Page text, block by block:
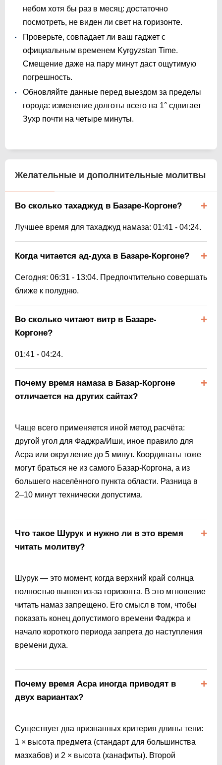
небом хотя бы раз в месяц: достаточно
посмотреть, не виден ли свет на горизонте.
Проверьте, совпадает ли ваш гаджет с
официальным временем Kyrgyzstan Time.
Смещение даже на пару минут даст ощутимую
погрешность.
Обновляйте данные перед выездом за пределы
города: изменение долготы всего на 1° сдвигает
Зухр почти на четыре минуты.
Желательные и дополнительные молитвы
Во сколько тахаджуд в Базаре-Коргоне?
Лучшее время для тахаджуд намаза: 01:41 - 04:24.
Когда читается ад-духа в Базаре-Коргоне?
Сегодня: 06:31 - 13:04. Предпочтительно совершать
ближе к полудню.
Во сколько читают витр в Базаре-
Коргоне?
01:41 - 04:24.
Почему время намаза в Базар-Коргоне
отличается на других сайтах?
Чаще всего применяется иной метод расчёта:
другой угол для Фаджра/Иши, иное правило для
Асра или округление до 5 минут. Координаты тоже
могут браться не из самого Базар-Коргона, а из
большего населённого пункта области. Разница в
2–10 минут технически допустима.
Что такое Шурук и нужно ли в это время
читать молитву?
Шурук — это момент, когда верхний край солнца
полностью вышел из-за горизонта. В это мгновение
читать намаз запрещено. Его смысл в том, чтобы
показать конец допустимого времени Фаджра и
начало короткого периода запрета до наступления
времени духа.
Почему время Асра иногда приводят в
двух вариантах?
Существует два признанных критерия длины тени:
1 × высота предмета (стандарт для большинства
мазхабов) и 2 × высота (ханафиты). Второй